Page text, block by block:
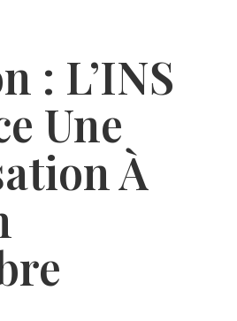
: L’INS
Une
À